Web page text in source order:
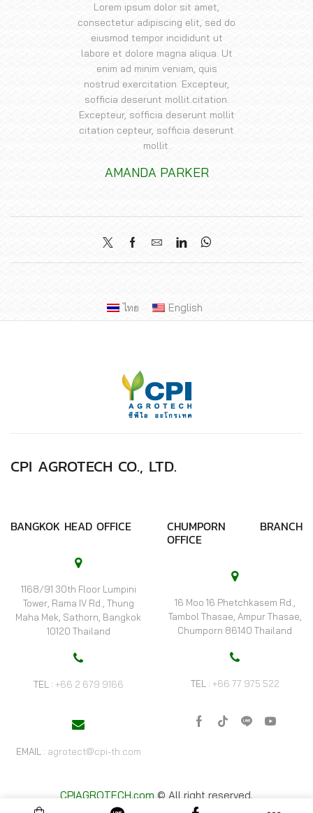
Lorem ipsum dolor sit amet,
consectetur adipiscing elit, sed do
eiusmod tempor incididunt ut
labore et dolore magna aliqua. Ut
enim ad minim veniam, quis
nostrud exercitation. Excepteur,
sofficia deserunt mollit.citation.
Excepteur, sofficia deserunt mollit
citation cepteur, sofficia deserunt
mollit.
AMANDA PARKER
ไทย English
CPI AGROTECH CO., LTD.
BANGKOK HEAD OFFICE
1168/91 30th Floor Lumpini
Tower, Rama IV Rd., Thung
Maha Mek, Sathorn, Bangkok
10120 Thailand
TEL : +66 2 679 9166
EMAIL : agrotect@cpi-th.com
CHUMPORN BRANCH
OFFICE
16 Moo 16 Phetchkasem Rd.,
Tambol Thasae, Ampur Thasae,
Chumporn 86140 Thailand
TEL : +66 77 975 522
Facebook
Tik-
Line Youtube
CPIAGROTECH.com © All right reserved.